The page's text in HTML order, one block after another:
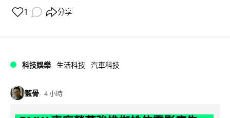
1 分享
科技娛樂 生活科技 汽車科技
藍骨 4 小時